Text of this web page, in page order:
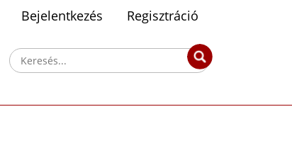
Bejelentkezés Regisztráció